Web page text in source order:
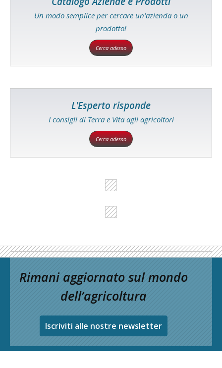
Un modo semplice per cercare un'azienda o un
prodotto!
Cerca adesso
L'Esperto risponde
I consigli di Terra e Vita agli agricoltori
Cerca adesso
Rimani aggiornato sul mondo
dell’agricoltura
Iscriviti alle nostre newsletter